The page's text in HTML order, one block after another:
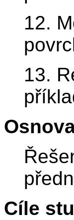
12.
13.
Cíle